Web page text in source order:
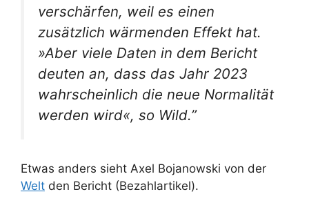
verschärfen, weil es einen
zusätzlich wärmenden Effekt hat.
»Aber viele Daten in dem Bericht
deuten an, dass das Jahr 2023
wahrscheinlich die neue Normalität
werden wird«, so Wild.”
Etwas anders sieht Axel Bojanowski von der
Welt den Bericht (Bezahlartikel).